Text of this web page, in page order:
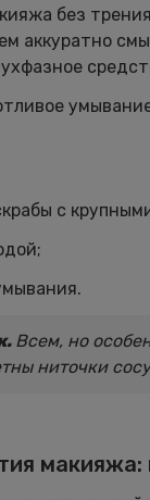
без
аккуратно
с
Всем, но
ниточки